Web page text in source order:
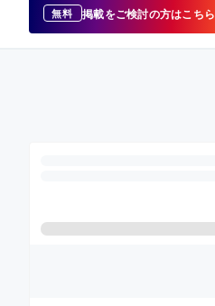
無料 掲載をご検討の方はこちら